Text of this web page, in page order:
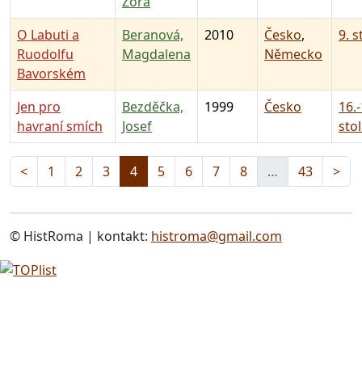
O Labuti a
Ruodolfu
Bavorském
Beranová,
Magdalena
2010 Česko,
Německo
9.
Jen pro
havraní smích
Bezděčka,
Josef
1999 Česko
< 1 2 3 4 5 6 7 8 … 43 >
© HistRoma | kontakt: histroma@gmail.com